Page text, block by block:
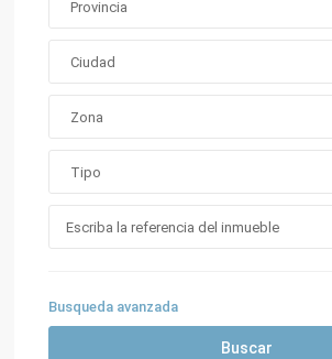
Busqueda avanzada
Buscar